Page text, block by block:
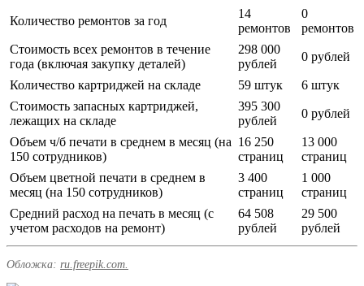
Количество ремонтов за год
14
ремонтов
0
ремонтов
Стоимость всех ремонтов в течение
года (включая закупку деталей)
298 000
рублей
0 рублей
Количество картриджей на складе 59 штук
6 штук
Стоимость запасных картриджей,
лежащих на складе
395 300
рублей
0 рублей
Объем ч/б печати в среднем в месяц (на
150 сотрудников)
16 250
страниц
13 000
страниц
Объем цветной печати в среднем в
месяц (на 150 сотрудников)
3 400
страниц
1 000
страниц
Средний расход на печать в месяц (с
учетом расходов на ремонт)
64 508
рублей
29 500
рублей
Обложка: ru.freepik.com.